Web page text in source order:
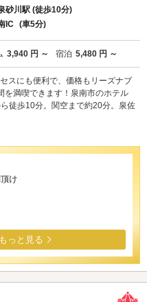
砂川駅 (徒歩10分)
IC (車5分)
3,940 円 ～ 宿泊 5,480 円 ～
スにも便利で、価格もリーズナブ
を満喫できます！泉南市のホテル
徒歩10分。関空まで約20分。泉佐
け
っと見る